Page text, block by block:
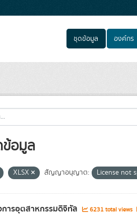
ชุดข้อมูล องค์กร
อมูล
XLSX สัญญาอนุญาต: License not
ารอุตสาหกรรมดิจิทัล 6231 total views